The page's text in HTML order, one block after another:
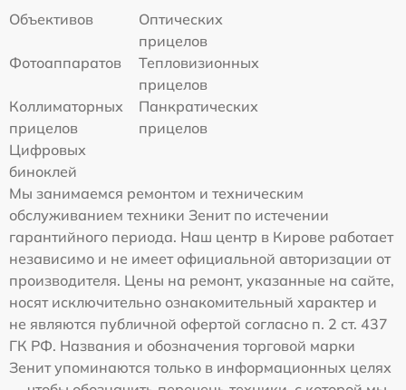
Объективов
Оптических
прицелов
Фотоаппаратов
Тепловизионных
прицелов
Коллиматорных
прицелов
Панкратических
прицелов
Цифровых
биноклей
Мы занимаемся ремонтом и техническим
обслуживанием техники Зенит по истечении
гарантийного периода. Наш центр в Кирове работает
независимо и не имеет официальной авторизации от
производителя. Цены на ремонт, указанные на сайте,
носят исключительно ознакомительный характер и
не являются публичной офертой согласно п. 2 ст. 437
ГК РФ. Названия и обозначения торговой марки
Зенит упоминаются только в информационных целях